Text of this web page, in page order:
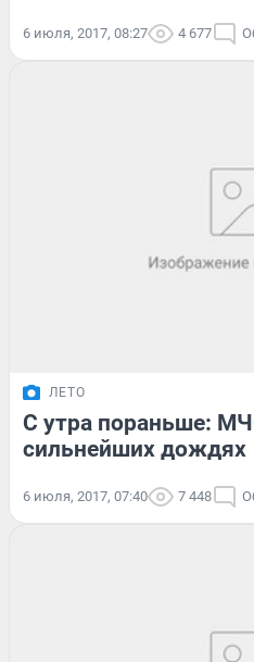
6 июля, 2017, 08:27 4 677
ЛЕТО
С утра пораньше:
сильнейших дождях
6 июля, 2017, 07:40 7 448